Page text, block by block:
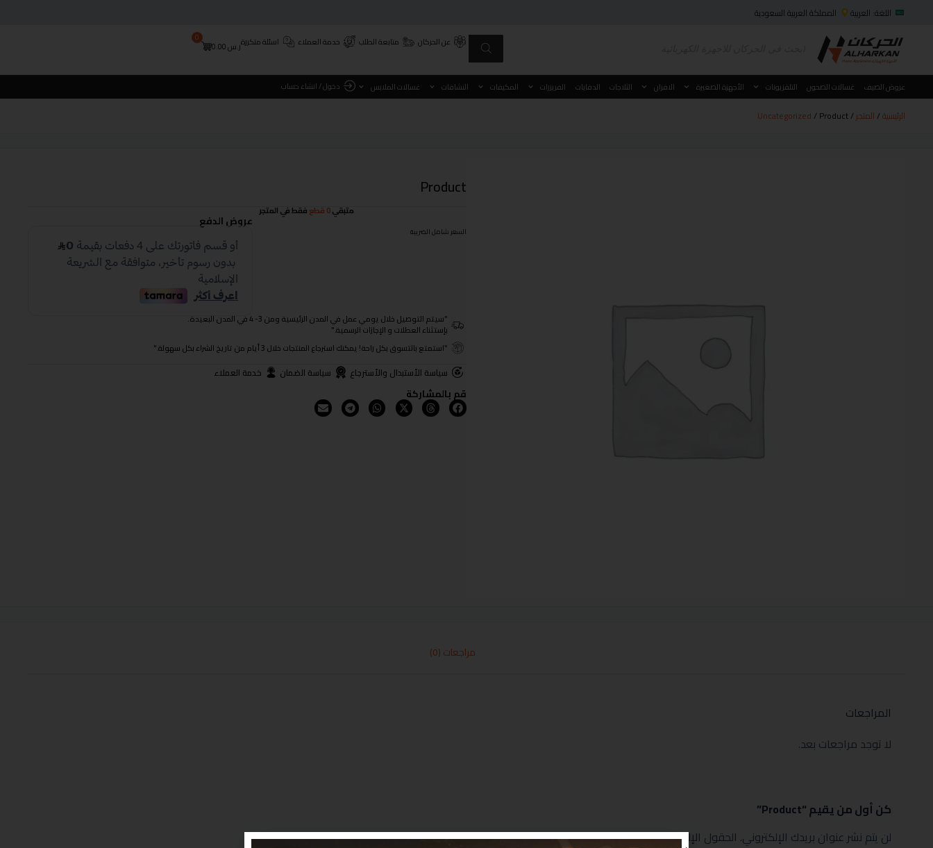
اللغة: العربية المملكة العربية السعودية
عن الحركان متابعة الطلب خدمة العملاء اسئلة متكررةر.س0.00
0
عروض الصيف غسالات الصحون التلفزيونات الأجهزة الصغيرة الافران الثلاجات الدفايات الفريزرات المكيفات النشافات غسالات الملابس دخول / انشاء حساب
الرئيسية/ المتجر /
Uncategorized / Product
Product
السعر شامل الضريبة
متبقي0 قطع فقط في المتجر
عروض الدفع
"سيتم التوصيل خلال يومي عمل في المدن الرئيسية ومن 3- 4 في المدن البعيدة.
بإستثناء العطلات و الإجازات الرسمية."
"استمتع بالتسوق بكل راحة! يمكنك استرجاع المنتجات خلال 3 أيام من تاريخ الشراء بكل سهولة."
سياسة الأستبدال والأسترجاع سياسة الضمان خدمة العملاء
قم بالمشاركة
مراجعات (0)
المراجعات
لا توجد مراجعات بعد.
كن أول من يقيم “Product”
لن يتم نشر عنوان بريدك الإلكتروني. الحقول الإلزامية مشار إليها بـ*